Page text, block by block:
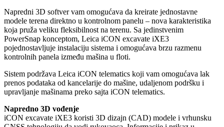
Napredni 3D softver vam omogućava da kreirate jednostavne
modele terena direktno u kontrolnom panelu – nova karakteristika
koja pruža veliku fleksibilnost na terenu. Sa jedinstvenim
PowerSnap konceptom, Leica iCON excavate iXE3
pojednostavljuje instalaciju sistema i omogućava brzu razmenu
kontrolnih panela između mašina u floti.
Sistem podržava Leica iCON telematics koji vam omogućava lak
prenos podataka od kancelarije do mašine, udaljenom podršku i
upravljanje mašinama preko sajta iCON telematics.
Napredno 3D vođenje
iCON excavate iXE3 koristi 3D dizajn (CAD) modele i vrhunsku